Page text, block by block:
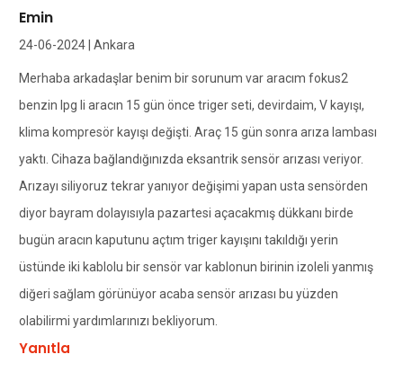
Emin
24-06-2024 | Ankara
Merhaba arkadaşlar benim bir sorunum var aracım fokus2
benzin lpg li aracın 15 gün önce triger seti, devirdaim, V kayışı,
klima kompresör kayışı değişti. Araç 15 gün sonra arıza lambası
yaktı. Cihaza bağlandığınızda eksantrik sensör arızası veriyor.
Arızayı siliyoruz tekrar yanıyor değişimi yapan usta sensörden
diyor bayram dolayısıyla pazartesi açacakmış dükkanı birde
bugün aracın kaputunu açtım triger kayışını takıldığı yerin
üstünde iki kablolu bir sensör var kablonun birinin izoleli yanmış
diğeri sağlam görünüyor acaba sensör arızası bu yüzden
olabilirmi yardımlarınızı bekliyorum.
Yanıtla